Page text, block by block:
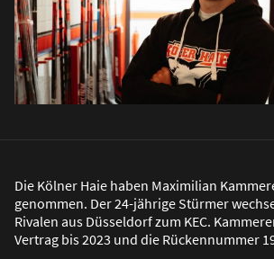
Die Kölner Haie haben Maximilian
genommen. Der 24-jährige Stürmer
Rivalen aus Düsseldorf zum KEC.
Vertrag bis 2023 und die Rückennummer